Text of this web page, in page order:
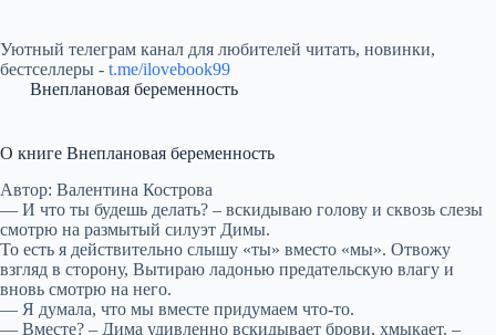
Уютный телеграм канал для любителей читать, новинки,
бестселлеры - t.me/ilovebook99
Внеплановая беременность
О книге Внеплановая беременность
Автор: Валентина Кострова
— И что ты будешь делать? – вскидываю голову и сквозь слезы
смотрю на размытый силуэт Димы.
То есть я действительно слышу «ты» вместо «мы». Отвожу
взгляд в сторону, Вытираю ладонью предательскую влагу и
вновь смотрю на него.
— Я думала, что мы вместе придумаем что-то.
— Вместе? – Дима удивленно вскидывает брови, хмыкает. –